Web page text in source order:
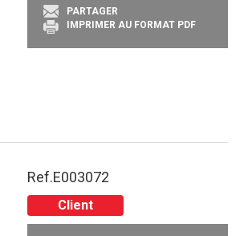
PARTAGER
IMPRIMER AU FORMAT PDF
Ref.E003072
Client